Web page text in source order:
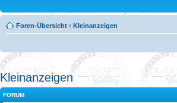
Foren-Übersicht ‹ Kleinanzeigen
Kleinanzeigen
FORUM